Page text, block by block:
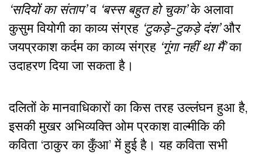
‘सदियों का संताप’व ‘बस्स बहुत हो चुका’के अलावा
कुसुम वियोगी का काव्य संग्रह ‘टुकड़े-टुकड़े दंश’और
जयप्रकाश कर्दम का काव्य संग्रह ‘गूंगा नहीं था मैं’का
उदाहरण दिया जा सकता है।
दलितों के मानवाधिकारों का किस तरह उल्लंघन हुआ है,
इसकी मुखर अभिव्यक्ति ओम प्रकाश वाल्मीकि की
कविता ‘ठाकुर का कुँआ’ में हुई है। यह कविता सभी